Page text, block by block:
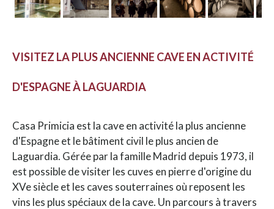
VISITEZ LA PLUS ANCIENNE CAVE EN ACTIVITÉ
D'ESPAGNE À LAGUARDIA
Casa Primicia est la cave en activité la plus ancienne
d'Espagne et le bâtiment civil le plus ancien de
Laguardia. Gérée par la famille Madrid depuis 1973, il
est possible de visiter les cuves en pierre d'origine du
XVe siècle et les caves souterraines où reposent les
vins les plus spéciaux de la cave. Un parcours à travers